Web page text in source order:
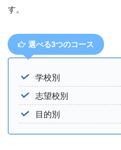
す。
選べる3つのコース
学校別
志望校別
目的別